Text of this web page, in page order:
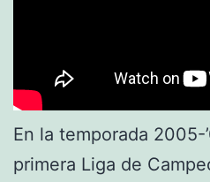
En la temporada 2005-
primera Liga de